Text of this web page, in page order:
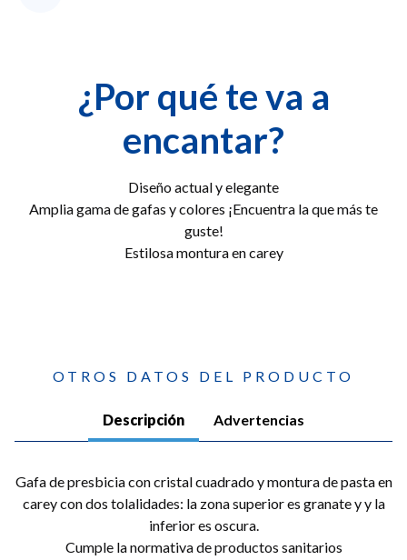
¿Por qué te va a
encantar?
Diseño actual y elegante
Amplia gama de gafas y colores ¡Encuentra la que más te
guste!
Estilosa montura en carey
OTROS DATOS DEL PRODUCTO
Descripción Advertencias
Gafa de presbicia con cristal cuadrado y montura de pasta en
carey con dos tolalidades: la zona superior es granate y y la
inferior es oscura.
Cumple la normativa de productos sanitarios